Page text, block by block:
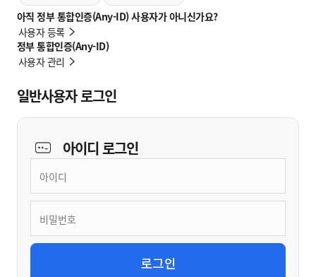
아직 정부 통합인증(Any-ID) 사용자가 아니신가요?
사용자 등록
정부 통합인증(Any-ID)
사용자 관리
일반사용자 로그인
아이디로그인